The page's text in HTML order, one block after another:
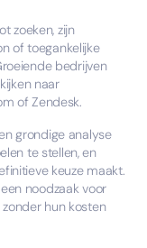
zoeken, zijn
of toegankelijke
bedrijven
naar
of Zendesk.
grondige analyse
te stellen, en
keuze maakt.
noodzaak voor
hun kosten